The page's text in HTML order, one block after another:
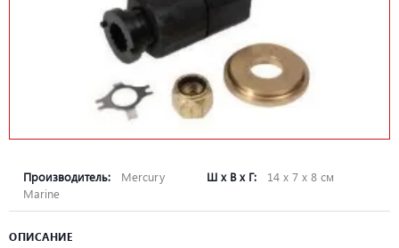
Производитель:
Mercury
Marine
Ш х В х Г: 14 х 7 х 8 см
ОПИСАНИЕ